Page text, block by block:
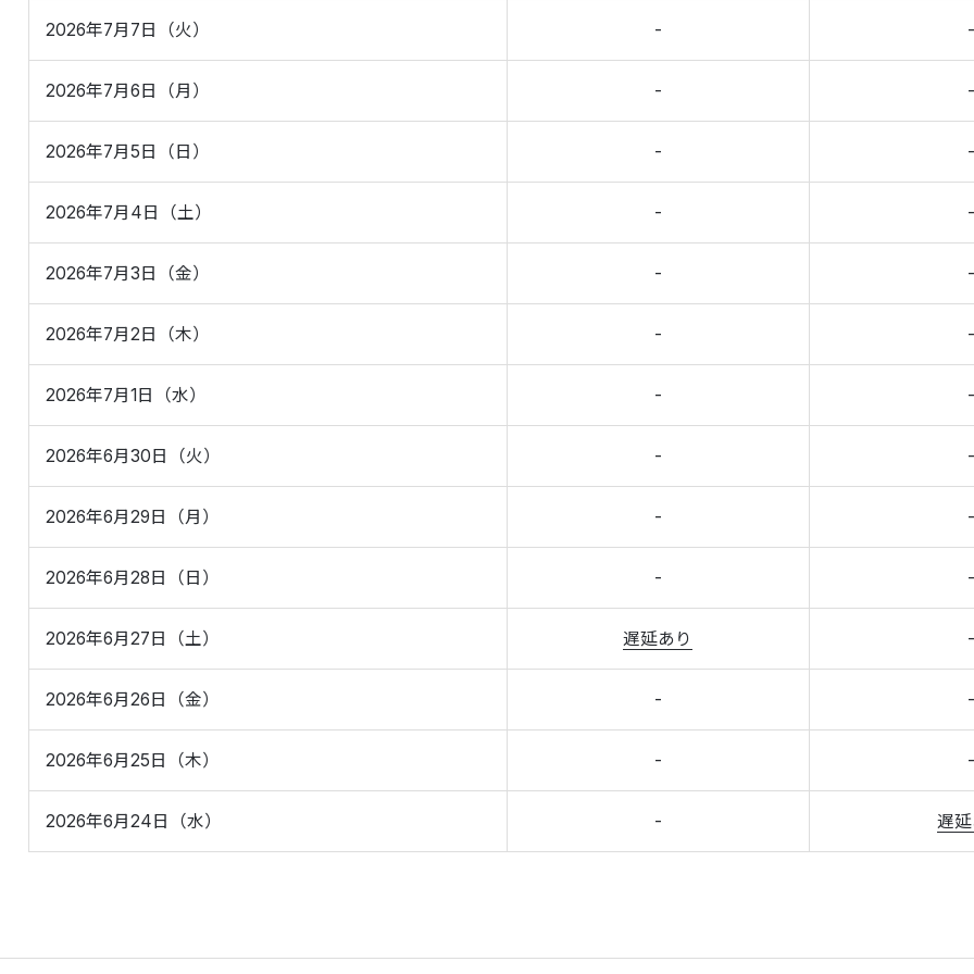
2026年7月7日（火） - -
2026年7月6日（月） - -
2026年7月5日（日） - -
2026年7月4日（土） - -
2026年7月3日（金） - -
2026年7月2日（木） - -
2026年7月1日（水） - -
2026年6月30日（火） - -
2026年6月29日（月） - -
2026年6月28日（日） - -
2026年6月27日（土） 遅延あり -
2026年6月26日（金） - -
2026年6月25日（木） - -
2026年6月24日（水） - 遅